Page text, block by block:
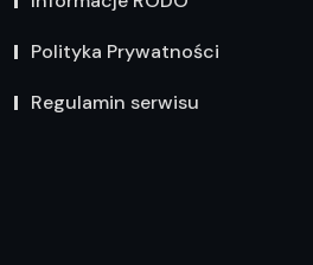
Polityka Prywatności
Regulamin serwisu